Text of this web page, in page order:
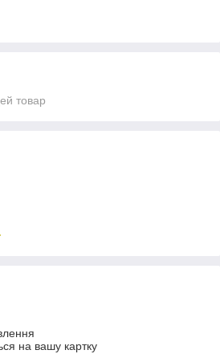
товар
на вашу картку